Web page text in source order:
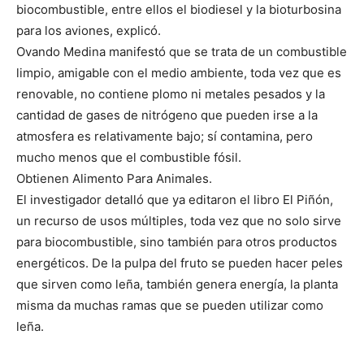
biocombustible, entre ellos el biodiesel y la bioturbosina
para los aviones, explicó.
Ovando Medina manifestó que se trata de un combustible
limpio, amigable con el medio ambiente, toda vez que es
renovable, no contiene plomo ni metales pesados y la
cantidad de gases de nitrógeno que pueden irse a la
atmosfera es relativamente bajo; sí contamina, pero
mucho menos que el combustible fósil.
Obtienen Alimento Para Animales.
El investigador detalló que ya editaron el libro El Piñón,
un recurso de usos múltiples, toda vez que no solo sirve
para biocombustible, sino también para otros productos
energéticos. De la pulpa del fruto se pueden hacer peles
que sirven como leña, también genera energía, la planta
misma da muchas ramas que se pueden utilizar como
leña.